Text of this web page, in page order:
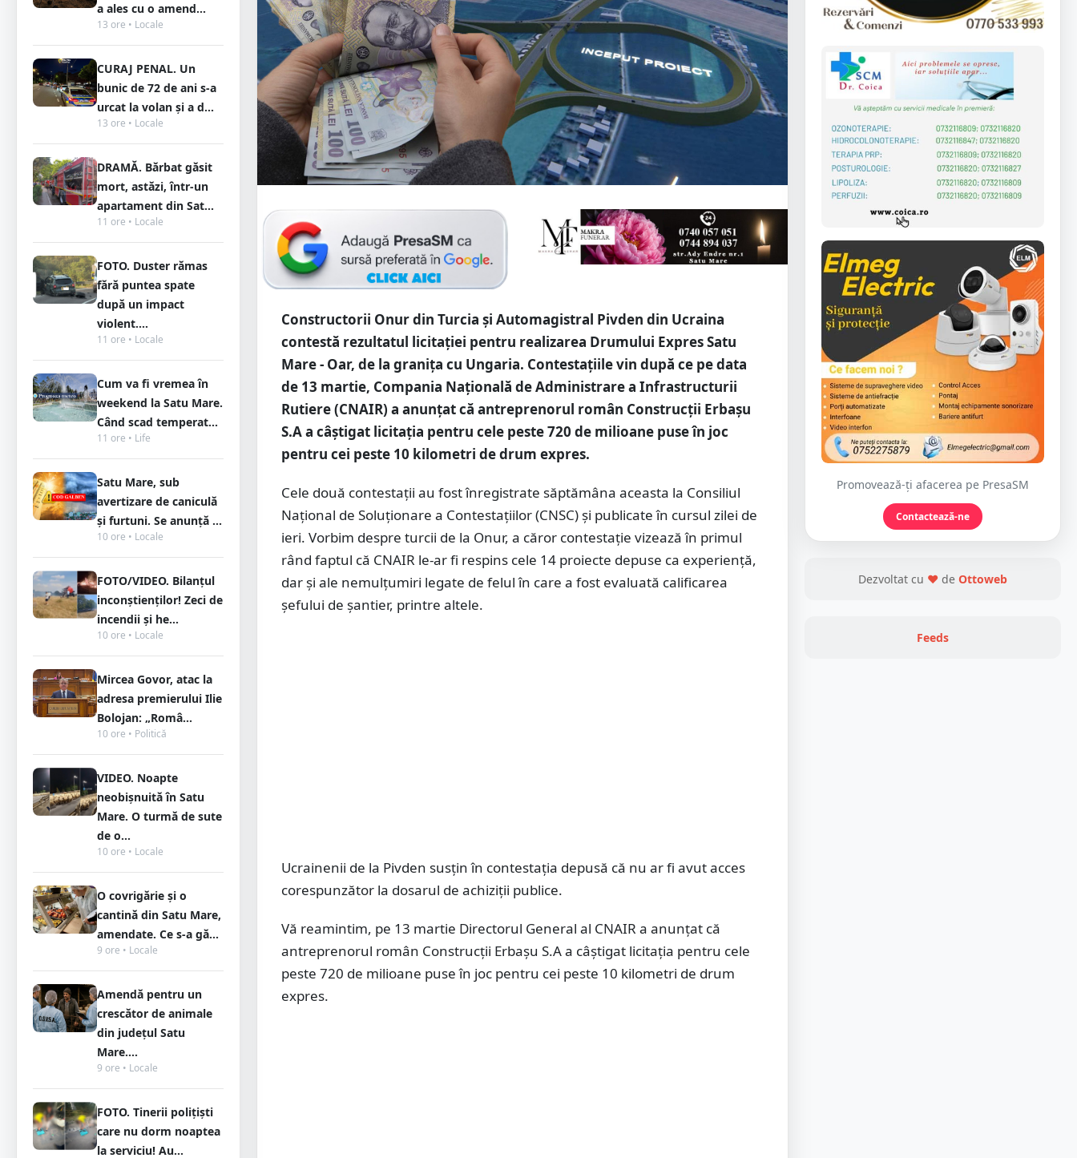
a ales cu o amend...
13 ore • Locale
CURAJ PENAL. Un
bunic de 72 de ani s-a
urcat la volan și a d...
13 ore • Locale
DRAMĂ. Bărbat găsit
mort, astăzi, într-un
apartament din Sat...
11 ore • Locale
FOTO. Duster rămas
fără puntea spate
după un impact
violent....
11 ore • Locale
Cum va fi vremea în
weekend la Satu Mare.
Când scad temperat...
11 ore • Life
Satu Mare, sub
avertizare de caniculă
și furtuni. Se anunță ...
10 ore • Locale
FOTO/VIDEO. Bilanțul
inconștienților! Zeci de
incendii și he...
10 ore • Locale
Mircea Govor, atac la
adresa premierului Ilie
Bolojan: „Româ...
10 ore • Politică
VIDEO. Noapte
neobișnuită în Satu
Mare. O turmă de sute
de o...
10 ore • Locale
O covrigărie și o
cantină din Satu Mare,
amendate. Ce s-a gă...
9 ore • Locale
Amendă pentru un
crescător de animale
din județul Satu
Mare....
9 ore • Locale
FOTO. Tinerii polițiști
care nu dorm noaptea
la serviciu! Au...
Constructorii Onur din Turcia și Automagistral Pivden din Ucraina
contestă rezultatul licitației pentru realizarea Drumului Expres Satu
Mare - Oar, de la granița cu Ungaria. Contestațiile vin după ce pe data
de 13 martie, Compania Națională de Administrare a Infrastructurii
Rutiere (CNAIR) a anunțat că antreprenorul român Construcții Erbașu
S.A a câștigat licitația pentru cele peste 720 de milioane puse în joc
pentru cei peste 10 kilometri de drum expres.
Cele două contestații au fost înregistrate săptămâna aceasta la Consiliul
Național de Soluționare a Contestațiilor (CNSC) și publicate în cursul zilei de
ieri. Vorbim despre turcii de la Onur, a căror contestație vizează în primul
rând faptul că CNAIR le-ar fi respins cele 14 proiecte depuse ca experiență,
dar și ale nemulțumiri legate de felul în care a fost evaluată calificarea
șefului de șantier, printre altele.
Ucrainenii de la Pivden susțin în contestația depusă că nu ar fi avut acces
corespunzător la dosarul de achiziții publice.
Vă reamintim, pe 13 martie Directorul General al CNAIR a anunțat că
antreprenorul român Construcții Erbașu S.A a câștigat licitația pentru cele
peste 720 de milioane puse în joc pentru cei peste 10 kilometri de drum
expres.
Promovează-ți afacerea pe PresaSM
Contactează-ne
Dezvoltat cu ❤ de Ottoweb
Feeds